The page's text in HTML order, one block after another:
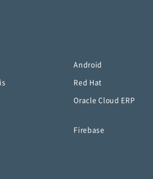
Android
Red Hat
Oracle Cloud ERP
Firebase